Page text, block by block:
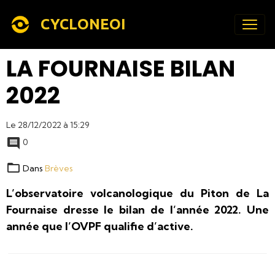
CYCLONEOI
LA FOURNAISE BILAN
2022
Le 28/12/2022 à 15:29
0
Dans Brèves
L’observatoire volcanologique du Piton de La
Fournaise dresse le bilan de l’année 2022. Une
année que l’OVPF qualifie d’active.